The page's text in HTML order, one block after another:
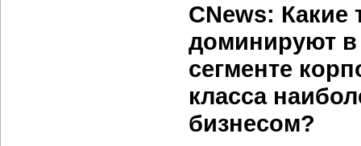
CNews:
доминируют в
сегменте
класса
бизнесом?